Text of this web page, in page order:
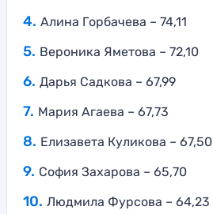
Алина Горбачева – 74,11
Вероника Яметова – 72,10
Дарья Садкова – 67,99
Мария Агаева – 67,73
Елизавета Куликова – 67,50
София Захарова – 65,70
Людмила Фурсова – 64,23